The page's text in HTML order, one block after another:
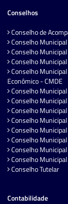
Conselhos
Conselho de
Conselho
Conselho
Conselho
Conselho
Econômico - CMDE
Conselho
Conselho
Conselho
Conselho
Conselho
Conselho
Conselho
Conselho
Conselho Tutelar
Contabilidade